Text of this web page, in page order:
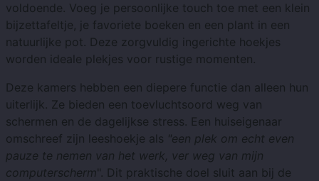
voldoende. Voeg je persoonlijke touch toe met een klein
bijzettafeltje, je favoriete boeken en een plant in een
natuurlijke pot. Deze zorgvuldig ingerichte hoekjes
worden ideale plekjes voor rustige momenten.
Deze kamers hebben een diepere functie dan alleen hun
uiterlijk. Ze bieden een toevluchtsoord weg van
schermen en de dagelijkse stress. Een huiseigenaar
omschreef zijn leeshoekje als "een plek om echt even
pauze te nemen van het werk, ver weg van mijn
computerscherm". Dit praktische doel sluit aan bij de